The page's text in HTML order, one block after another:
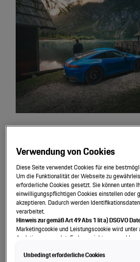
Frühjahrs-Check*
Winter ade.Sie möchten Ihren Porsche
Winterbetrieb oder nach einer
Fahrzeugstilllegung auf die nächste
Hierfür empfehlen wir den Frühjahrs-
genau definierten Checkliste überprüfen
sicherheitsrelevante bzw. wichtige
Der Frühjahrs-Check beinhaltet die
Funktion und Zustand der
Scheinwerfereinstellung
Verwendung von Cookies
Diese Seite verwendet Cookies für eine
Um die Funktionalität der Webseite zu
erforderliche Cookies gesetzt. Sie können unten
einwilligungspflichtigen Cookies einstellen oder
akzeptieren. Dadurch werden
verarbeitet.
Hinweis zur gemäß Art 49 Abs 1 lit a) DSGVO
Marketingcookie und Leistungscookie wird unter
Analytics verwendet. Es kann nicht
(insbesondere dort an die Google LLC)
Unbedingt erforderliche Cookies